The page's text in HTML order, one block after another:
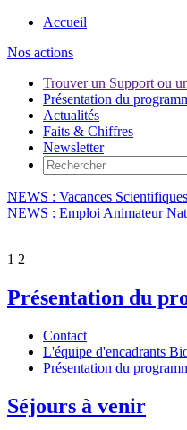
Accueil
Nos actions
Trouver un Support ou
Présentation du
Actualités
Faits & Chiffres
Newsletter
NEWS : Vacances
NEWS : Emploi Animateur
1 2
Présentation du
Contact
L'équipe d'encadrants
Présentation du
Séjours à venir